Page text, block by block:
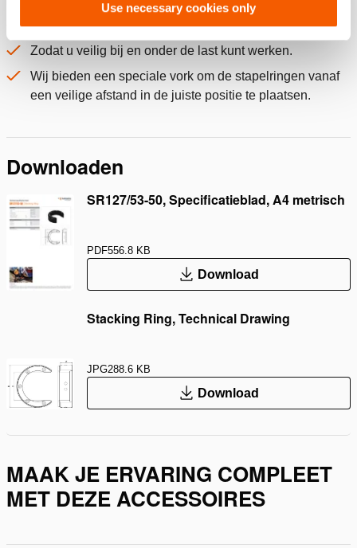
Use necessary cookies only
Blokkeert de last mechanisch gedurende langere tijd.
Zodat u veilig bij en onder de last kunt werken.
Wij bieden een speciale vork om de stapelringen vanaf
een veilige afstand in de juiste positie te plaatsen.
Downloaden
SR127/53-50, Specificatieblad, A4 metrisch
PDF556.8 KB
Download
Stacking Ring, Technical Drawing
JPG288.6 KB
Download
MAAK JE ERVARING COMPLEET
MET DEZE ACCESSOIRES